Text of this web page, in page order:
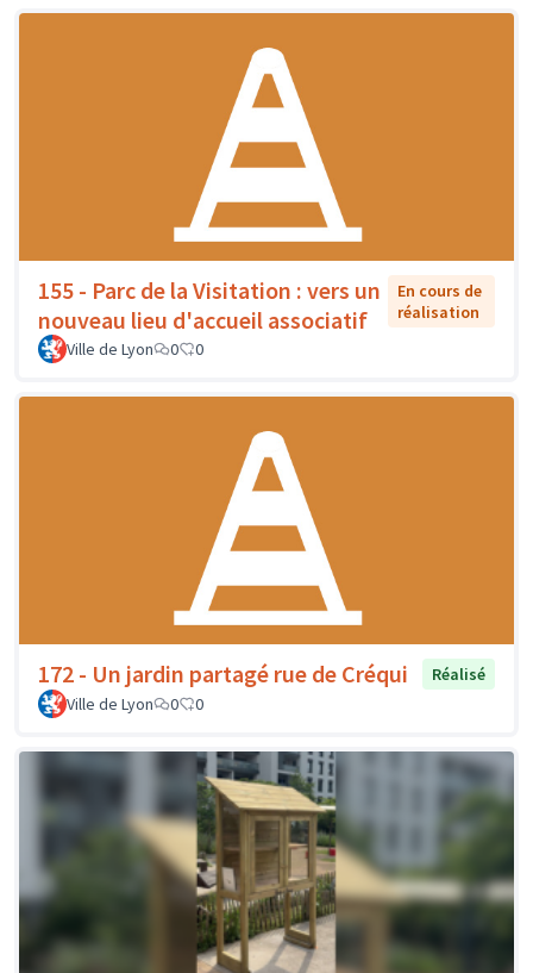
155 - Parc de la Visitation : vers un
nouveau lieu d'accueil associatif
En cours de
réalisation
Ville de Lyon
0 0
172 - Un jardin partagé rue de Créqui
Réalisé
Ville de Lyon
0 0